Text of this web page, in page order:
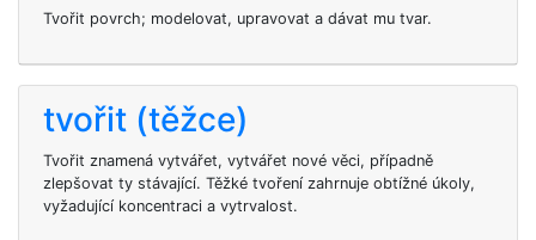
Tvořit povrch; modelovat, upravovat a dávat mu tvar.
tvořit (těžce)
Tvořit znamená vytvářet, vytvářet nové věci, případně
zlepšovat ty stávající. Těžké tvoření zahrnuje obtížné úkoly,
vyžadující koncentraci a vytrvalost.